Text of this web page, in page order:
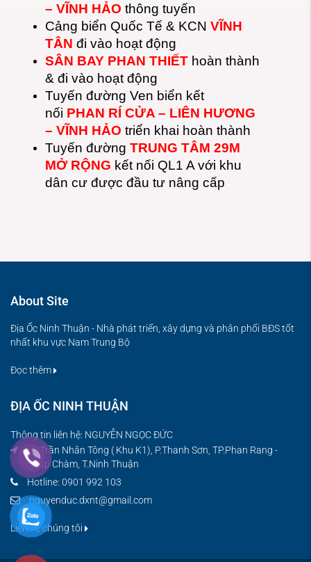
– VĨNH HẢO thông tuyến
Cảng biển Quốc Tế & KCNVĨNH
TÂN đi vào hoạt động
SÂN BAY PHAN THIẾT hoàn thành
& đi vào hoạt động
Tuyến đường Ven biển kết
nối PHAN RÍ CỬA – LIÊN HƯƠNG
– VĨNH HẢO triển khai hoàn thành
Tuyến đườngTRUNG TÂM 29M
MỞ RỘNG kết nối QL1 A với khu
dân cư được đầu tư nâng cấp
About Site
Địa Ốc Ninh Thuận - Nhà phát triển, xây dựng và phân phối BĐS tốt
nhất khu vực Nam Trung Bộ
Đọc thêm
ĐỊA ỐC NINH THUẬN
Thông tin liên hệ: NGUYỄN NGỌC ĐỨC
08 Trần Nhân Tông ( Khu K1), P.Thanh Sơn, TP.Phan Rang -
Tháp Chàm, T.Ninh Thuận
Hotline: 0901 992 103
nguyenduc.dxnt@gmail.com
Liên hệ chúng tôi